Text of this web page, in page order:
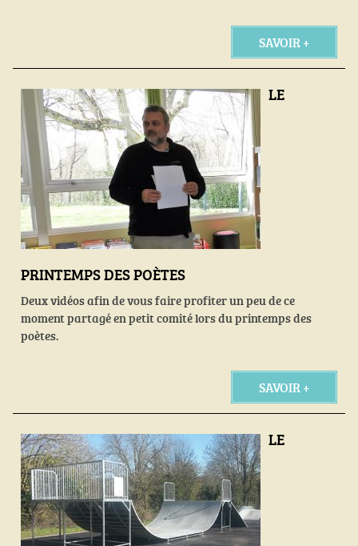
SAVOIR +
LE
PRINTEMPS DES POÈTES
Deux vidéos afin de vous faire profiter un peu de ce
moment partagé en petit comité lors du printemps des
poètes.
SAVOIR +
LE